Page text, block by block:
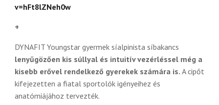
v=hFt8lZNeh0w
+
DYNAFIT Youngstar gyermek síalpinista síbakancs
lenyűgözően kis súllyal és intuitív vezérléssel még a
kisebb erővel rendelkező gyerekek számára is. A cipőt
kifejezetten a fiatal sportolók igényeihez és
anatómiájához tervezték.